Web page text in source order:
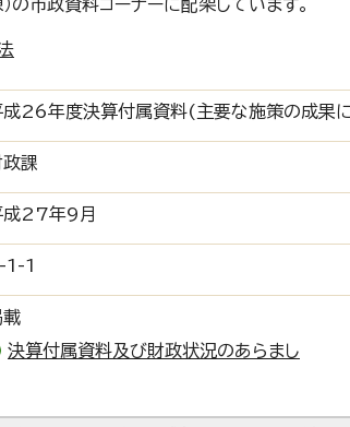
の市政資料コーナーに配架しています。
成26年度決算付属資料(主要な施策の成果
政課
成27年9月
1-1
載
決算付属資料及び財政状況のあらまし